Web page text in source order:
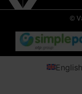
©
English